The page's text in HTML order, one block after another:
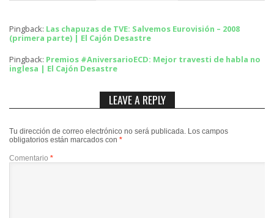
Pingback: Las chapuzas de TVE: Salvemos Eurovisión – 2008
(primera parte) | El Cajón Desastre
Pingback: Premios #AniversarioECD: Mejor travesti de habla no
inglesa | El Cajón Desastre
LEAVE A REPLY
Tu dirección de correo electrónico no será publicada. Los campos
obligatorios están marcados con *
Comentario *